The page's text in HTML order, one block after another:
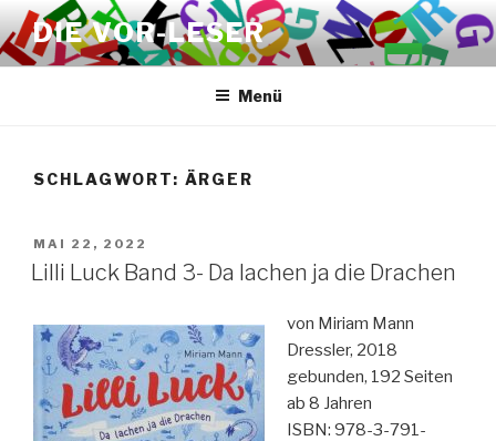
Zum
Inhalt
springen
DIE VOR-LESER
Menü
SCHLAGWORT: ÄRGER
VERÖFFENTLICHT
AM
MAI 22, 2022
Lilli Luck Band 3- Da lachen ja die Drachen
von Miriam Mann
Dressler, 2018
gebunden, 192 Seiten
ab 8 Jahren
ISBN: 978-3-791-